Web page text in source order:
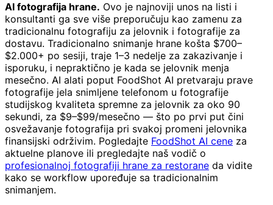
AI fotografija hrane. Ovo je najnoviji unos na listi i
konsultanti ga sve više preporučuju kao zamenu za
tradicionalnu fotografiju za jelovnik i fotografije za
dostavu. Tradicionalno snimanje hrane košta $700–
$2.000+ po sesiji, traje 1–3 nedelje za zakazivanje i
isporuku, i nepraktično je kada se jelovnik menja
mesečno. AI alati poput FoodShot AI pretvaraju prave
fotografije jela snimljene telefonom u fotografije
studijskog kvaliteta spremne za jelovnik za oko 90
sekundi, za $9–$99/mesečno — što po prvi put čini
osvežavanje fotografija pri svakoj promeni jelovnika
finansijski održivim. Pogledajte FoodShot AI cene za
aktuelne planove ili pregledajte naš vodič o
profesionalnoj fotografiji hrane za restorane da vidite
kako se workflow upoređuje sa tradicionalnim
snimanjem.